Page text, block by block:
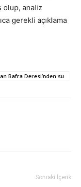
olup, analiz
gerekli açıklama
Bafra Deresi’nden su
Sonraki İçerik